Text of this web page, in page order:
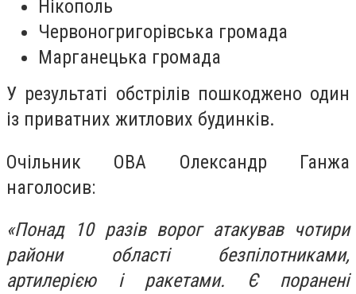
Нікополь
Червоногригорівська громада
Марганецька громада
У результаті обстрілів пошкоджено один
із приватних житлових будинків.
Очільник ОВА Олександр Ганжа
наголосив:
«Понад 10 разів ворог атакував чотири
райони області безпілотниками,
артилерією і ракетами. Є поранені